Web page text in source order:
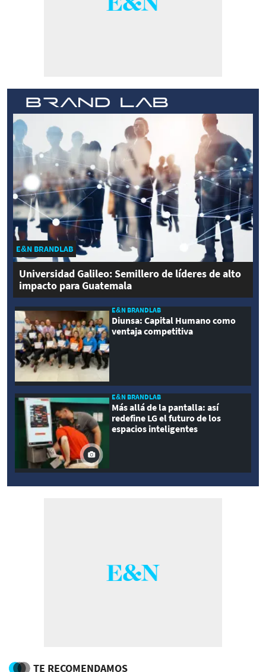
E&N BRANDLAB
Universidad Galileo: Semillero de líderes de alto
impacto para Guatemala
E&N BRANDLAB
Diunsa: Capital Humano como
ventaja competitiva
E&N BRANDLAB
Más allá de la pantalla: así
redefine LG el futuro de los
espacios inteligentes
TE RECOMENDAMOS